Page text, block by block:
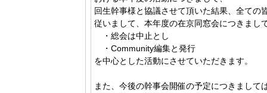
回生幹事様と協議させて頂いた結果、全ての
従いまして、本年度の在京同窓会につきまし
・総会は中止とし
・Community編集と発行
を中心とした活動にさせていただきます。
また、今後の幹事会開催の予定につきまして